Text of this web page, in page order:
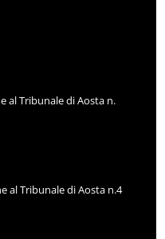
al Tribunale di Aosta n.
al Tribunale di Aosta n.4